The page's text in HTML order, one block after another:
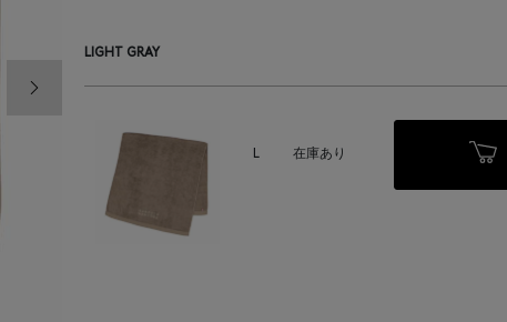
LIGHT GRAY
L 在庫あり